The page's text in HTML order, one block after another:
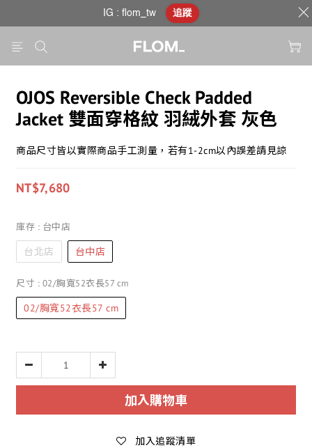
OJOS Reversible Check Padded
Jacket 雙面穿格紋 羽絨外套 灰色
商品尺寸皆以實際商品手工測量，若有1-2cm以內誤差請見諒
NT$7,680
庫存 : 台中店
台北店 台中店
尺寸 : 02/胸寬52衣長57 cm
02/胸寬52衣長57 cm
加入購物車
加入追蹤清單
IG : flom_tw 追蹤